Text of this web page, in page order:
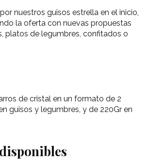
nuestros guisos estrella en el inicio,
la oferta con nuevas propuestas
platos de legumbres, confitados o
de cristal en un formato de 2
guisos y legumbres, y de 220Gr en